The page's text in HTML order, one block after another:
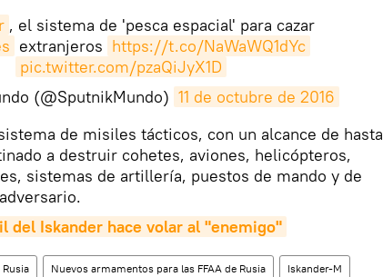
, el sistema de 'pesca espacial' para cazar
extranjeros https://t.co/NaWaWQ1dYc
pic.twitter.com/pzaQiJyX1D
(@SputnikMundo) 11 de octubre de 2016
de misiles tácticos, con un alcance de hasta
a destruir cohetes, aviones, helicópteros,
sistemas de artillería, puestos de mando y de
del Iskander hace volar al "enemigo"
Rusia Nuevos armamentos para las FFAA de Rusia Iskander-M